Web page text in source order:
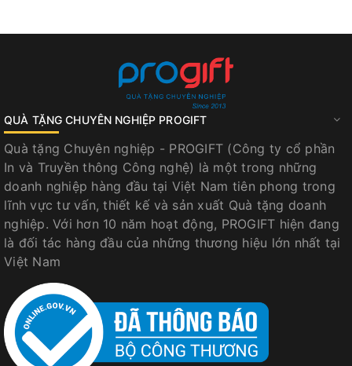
QUÀ TẶNG CHUYÊN NGHIỆP PROGIFT
Quà tặng Chuyên nghiệp - PROGIFT (Công ty cổ phần
In và Truyền thông Công nghệ) là một trong những
doanh nghiệp hàng đầu tại Việt Nam tiên phong trong
lĩnh vực tư vấn, thiết kế và sản xuất Quà tặng doanh
nghiệp. Với hơn 10 năm hoạt động, PROGIFT hiện đang
là đối tác hàng đầu của những thương hiệu lớn nhất tại
Việt Nam